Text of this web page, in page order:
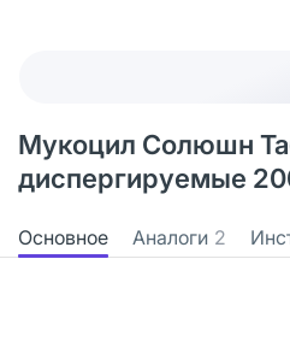
Мукоцил Солюшн
диспергируемые
Основное Аналоги 2